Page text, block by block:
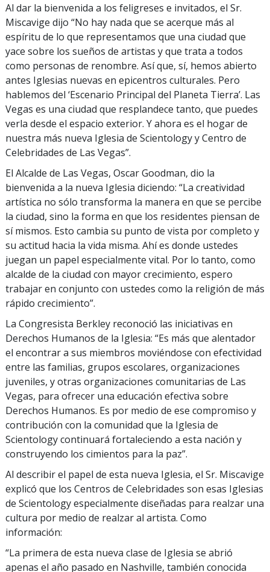
Al dar la bienvenida a los feligreses e invitados, el Sr.
Miscavige dijo “No hay nada que se acerque más al
espíritu de lo que representamos que una ciudad que
yace sobre los sueños de artistas y que trata a todos
como personas de renombre. Así que, sí, hemos abierto
antes Iglesias nuevas en epicentros culturales. Pero
hablemos del ‘Escenario Principal del Planeta Tierra’. Las
Vegas es una ciudad que resplandece tanto, que puedes
verla desde el espacio exterior. Y ahora es el hogar de
nuestra más nueva Iglesia de Scientology y Centro de
Celebridades de Las Vegas”.
El Alcalde de Las Vegas, Oscar Goodman, dio la
bienvenida a la nueva Iglesia diciendo: “La creatividad
artística no sólo transforma la manera en que se percibe
la ciudad, sino la forma en que los residentes piensan de
sí mismos. Esto cambia su punto de vista por completo y
su actitud hacia la vida misma. Ahí es donde ustedes
juegan un papel especialmente vital. Por lo tanto, como
alcalde de la ciudad con mayor crecimiento, espero
trabajar en conjunto con ustedes como la religión de más
rápido crecimiento”.
La Congresista Berkley reconoció las iniciativas en
Derechos Humanos de la Iglesia: “Es más que alentador
el encontrar a sus miembros moviéndose con efectividad
entre las familias, grupos escolares, organizaciones
juveniles, y otras organizaciones comunitarias de Las
Vegas, para ofrecer una educación efectiva sobre
Derechos Humanos. Es por medio de ese compromiso y
contribución con la comunidad que la Iglesia de
Scientology continuará fortaleciendo a esta nación y
construyendo los cimientos para la paz”.
Al describir el papel de esta nueva Iglesia, el Sr. Miscavige
explicó que los Centros de Celebridades son esas Iglesias
de Scientology especialmente diseñadas para realzar una
cultura por medio de realzar al artista. Como
información:
“La primera de esta nueva clase de Iglesia se abrió
apenas el año pasado en Nashville, también conocida